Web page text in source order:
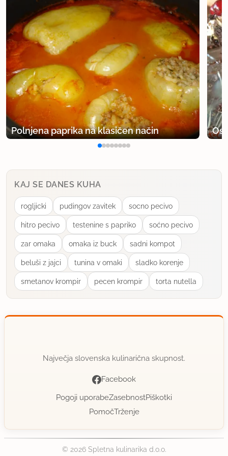
Polnjena paprika na klasičen način
KAJ SE DANES KUHA
rogljicki pudingov zavitek socno pecivo
hitro pecivo testenine s papriko soćno pecivo
zar omaka omaka iz buck sadni kompot
beluši z jajci tunina v omaki sladko korenje
smetanov krompir pecen krompir torta nutella
Največja slovenska kulinarična skupnost.
Facebook
Pogoji uporabeZasebnostPiškotki
PomočTrženje
© 2026 Spletna kulinarika d.o.o.